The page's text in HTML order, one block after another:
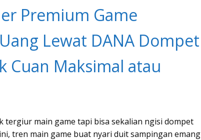
Premium Game
Lewat DANA Dompet
Cuan Maksimal atau
tergiur main game tapi bisa sekalian ngisi dompet
tren main game buat nyari duit sampingan emang